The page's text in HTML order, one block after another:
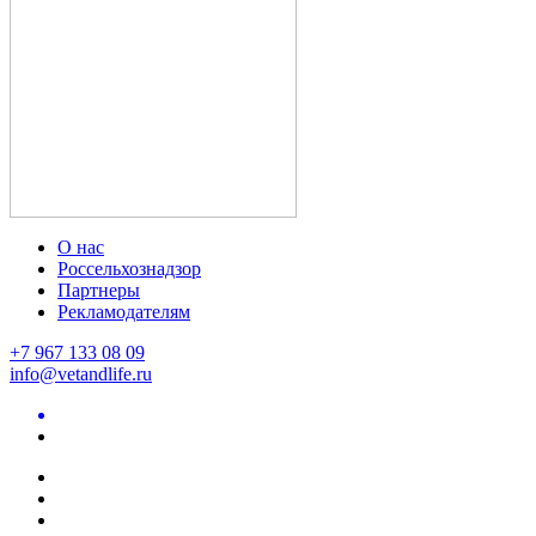
О нас
Россельхознадзор
Партнеры
Рекламодателям
+7 967 133 08 09
info@vetandlife.ru